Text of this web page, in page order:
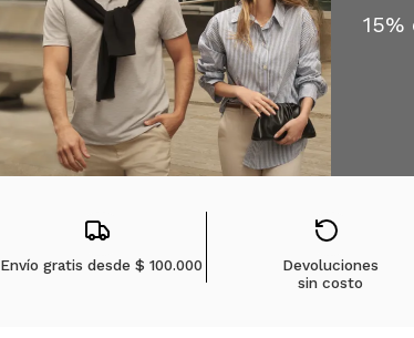
Envío gratis desde $ 100.000
Devoluciones
sin costo